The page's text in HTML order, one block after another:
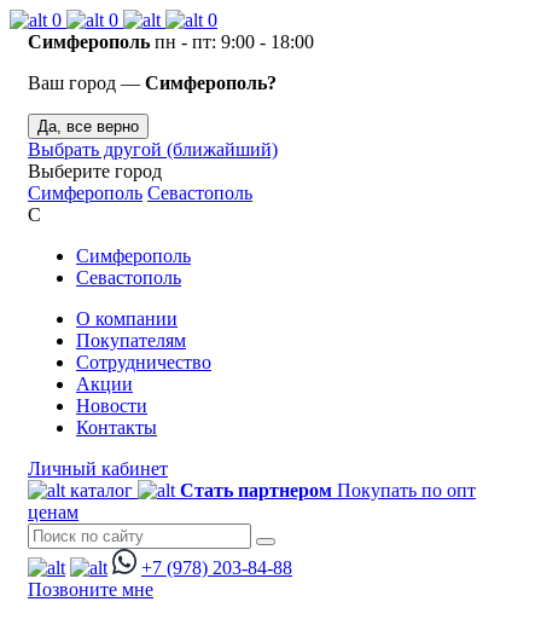
0 0
0
Симферополь пн - пт: 9:00 - 18:00
Ваш город — Симферополь?
Да, все верно
Выбрать другой (ближайший)
Выберите город
Симферополь Севастополь
С
Симферополь
Севастополь
О компании
Покупателям
Сотрудничество
Акции
Новости
Контакты
Личный кабинет
каталог
Стать партнером Покупать по опт
ценам
+7 (978) 203-84-88
Позвоните мне